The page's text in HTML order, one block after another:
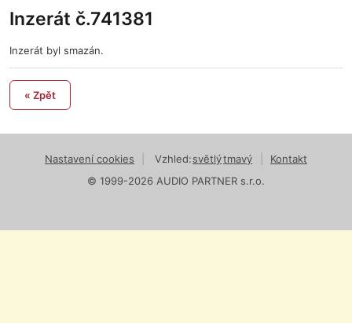
Inzerát č.741381
Inzerát byl smazán.
« Zpět
Nastavení cookies Vzhled:světlýtmavý
Kontakt
© 1999-2026 AUDIO PARTNER s.r.o.